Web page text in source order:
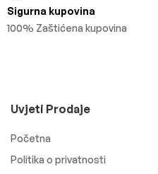
Sigurna kupovina
100% Zaštićena kupovina
Uvjeti Prodaje
Početna
Politika o privatnosti